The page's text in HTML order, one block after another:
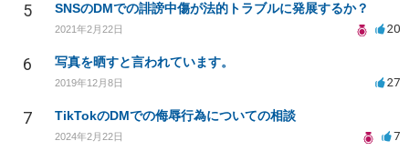
5 SNSのDMでの誹謗中傷が法的トラブルに発展するか？
2021年2月22日 20
6 写真を晒すと言われています。
2019年12月8日 27
7 TikTokのDMでの侮辱行為についての相談
2024年2月22日 7